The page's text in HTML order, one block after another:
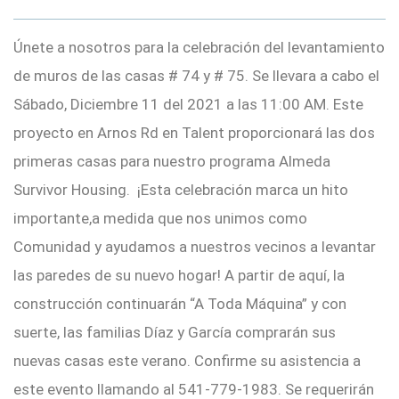
Únete a nosotros para la celebración del levantamiento
de muros de las casas # 74 y # 75. Se llevara a cabo el
Sábado, Diciembre 11 del 2021 a las 11:00 AM. Este
proyecto en Arnos Rd en Talent proporcionará las dos
primeras casas para nuestro programa Almeda
Survivor Housing. ¡Esta celebración marca un hito
importante,a medida que nos unimos como
Comunidad y ayudamos a nuestros vecinos a levantar
las paredes de su nuevo hogar! A partir de aquí, la
construcción continuarán “A Toda Máquina” y con
suerte, las familias Díaz y García comprarán sus
nuevas casas este verano. Confirme su asistencia a
este evento llamando al 541-779-1983. Se requerirán